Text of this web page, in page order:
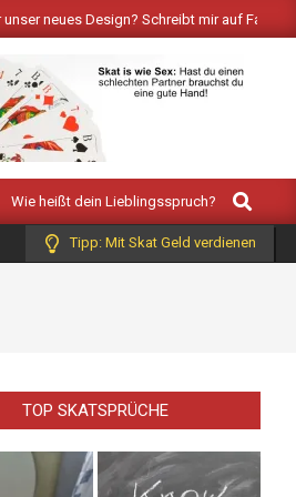
Design? Schreibt mir auf Facebook!
Wie heißt dein Lieblingsspruch?
Search
Tipp: Mit Skat Geld verdienen
TOP SKATSPRÜCHE